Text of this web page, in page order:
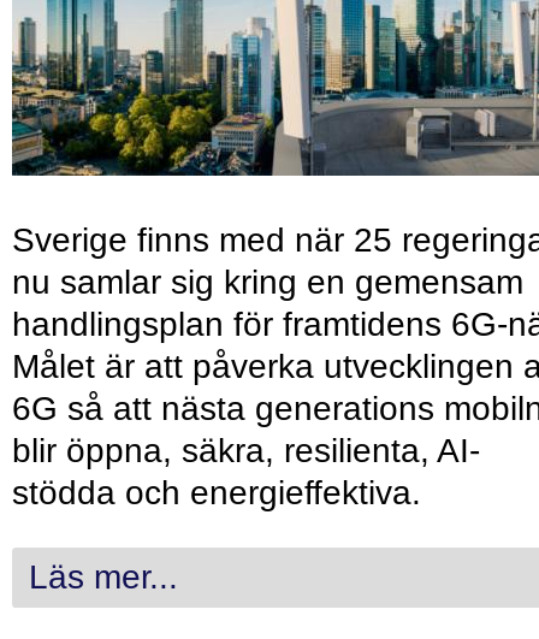
Sverige finns med när 25
nu samlar sig kring en gemensam
handlingsplan för framtidens 6G-
Målet är att påverka utvecklingen
6G så att nästa generations
blir öppna, säkra, resilienta, AI-
stödda och energieffektiva.
Läs mer...